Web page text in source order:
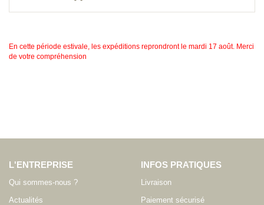
En cette période estivale, les expéditions reprondront le mardi 17 août. Merci
de votre compréhension
L'ENTREPRISE
Qui sommes-nous ?
Actualités
INFOS PRATIQUES
Livraison
Paiement sécurisé